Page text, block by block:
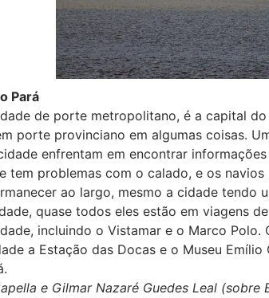
Pará
de porte metropolitano, é a capital
porte provinciano em algumas coisas.
enfrentam em encontrar
tem problemas com o calado, e os
ao largo, mesmo a cidade tendo
quase todos eles estão em viagens
incluindo o Vistamar e o Marco
a Estação das Docas e o Museu
e Gilmar Nazaré Guedes Leal (sobre